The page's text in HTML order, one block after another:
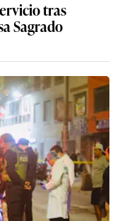
tras
Sagrado